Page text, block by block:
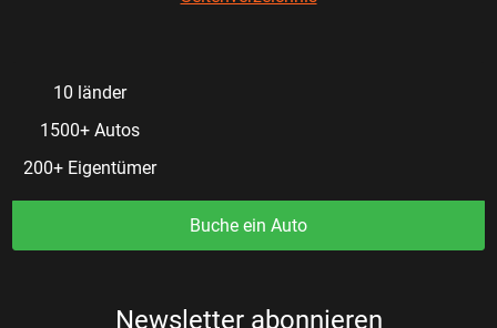
10 länder
1500+ Autos
200+ Eigentümer
Buche ein Auto
Newsletter abonnieren